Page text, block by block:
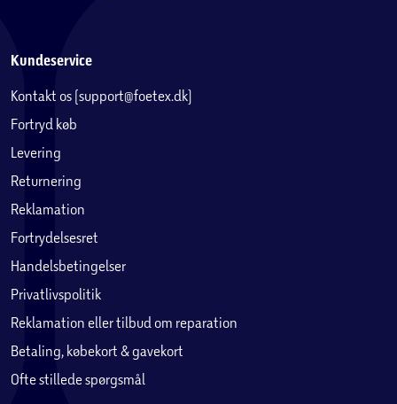
Kundeservice
Kontakt os (support@foetex.dk)
Fortryd køb
Levering
Returnering
Reklamation
Fortrydelsesret
Handelsbetingelser
Privatlivspolitik
Reklamation eller tilbud om reparation
Betaling, købekort & gavekort
Ofte stillede spørgsmål